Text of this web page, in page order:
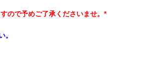
ので予めご了承くださいませ。*
。